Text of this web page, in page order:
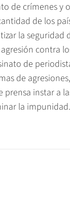
de crímenes y
de los
la seguridad
agresión
de
de
instar a
la impunidad.